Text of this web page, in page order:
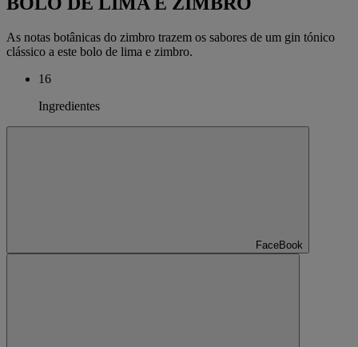
As notas botânicas do zimbro trazem os sabores de um gin tónico
clássico a este bolo de lima e zimbro.
16
Ingredientes
FaceBook